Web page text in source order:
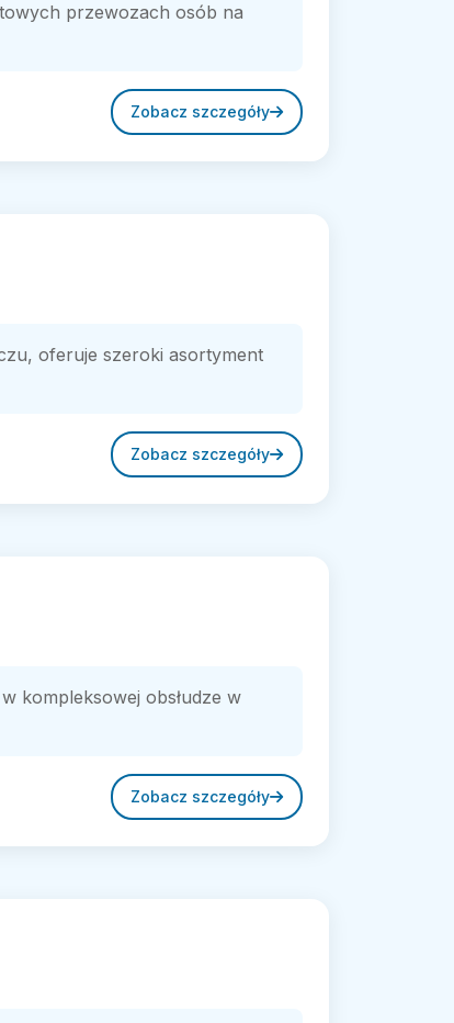
przewozach osób na
Zobacz szczegóły
oferuje szeroki asortyment
Zobacz szczegóły
kompleksowej obsłudze w
Zobacz szczegóły